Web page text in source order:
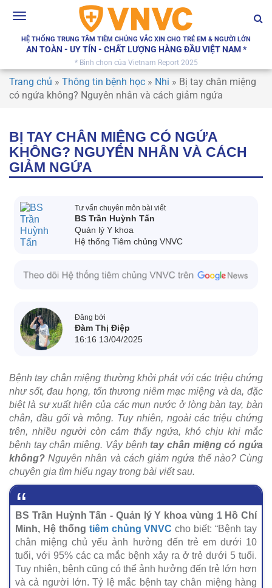
Toggle
HỆ THỐNG TRUNG TÂM TIÊM CHỦNG VẮC XIN CHO TRẺ EM & NGƯỜI LỚN
AN TOÀN - UY TÍN - CHẤT LƯỢNG HÀNG ĐẦU VIỆT NAM *
* Bình chọn của Vietnam Report 2025
Trang chủ » Thông tin bệnh học » Nhi » Bị tay chân miệng
có ngứa không? Nguyên nhân và cách giảm ngứa
BỊ TAY CHÂN MIỆNG CÓ NGỨA
KHÔNG? NGUYÊN NHÂN VÀ CÁCH
GIẢM NGỨA
Tư vấn chuyên môn bài viết
BS Trần Huỳnh Tấn
Quản lý Y khoa
Hệ thống Tiêm chủng VNVC
Đăng bởi
Đàm Thị Điệp
16:16 13/04/2025
Bệnh tay chân miệng thường khởi phát với các triệu chứng
như sốt, đau họng, tổn thương niêm mạc miệng và da, đặc
biệt là sự xuất hiện của các mụn nước ở lòng bàn tay, bàn
chân, đầu gối và mông. Tuy nhiên, ngoài các triệu chứng
trên, nhiều người còn cảm thấy ngứa, khó chịu khi mắc
bệnh tay chân miệng. Vậy bệnh tay chân miệng có ngứa
không? Nguyên nhân và cách giảm ngứa thế nào? Cùng
chuyên gia tìm hiểu ngay trong bài viết sau.
BS Trần Huỳnh Tấn - Quản lý Y khoa vùng 1 Hồ Chí
Minh, Hệ thống tiêm chủng VNVC cho biết: “Bệnh tay
chân miệng chủ yếu ảnh hưởng đến trẻ em dưới 10
tuổi, với 95% các ca mắc bệnh xảy ra ở trẻ dưới 5 tuổi.
Tuy nhiên, bệnh cũng có thể ảnh hưởng đến trẻ lớn hơn
và cả người lớn. Tỷ lệ mắc bệnh tay chân miệng hàng